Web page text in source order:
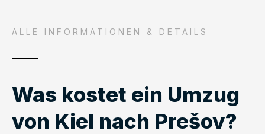
ALLE INFORMATIONEN & DETAILS
Was kostet ein Umzug
von Kiel nach Prešov?